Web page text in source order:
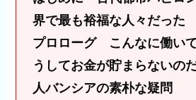
界で最も裕福な人々だった
プロローグ こんなに働い
うしてお金が貯まらないの
人バンシアの素朴な疑問